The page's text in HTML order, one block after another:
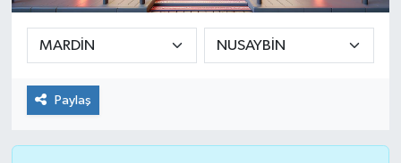
Paylaş